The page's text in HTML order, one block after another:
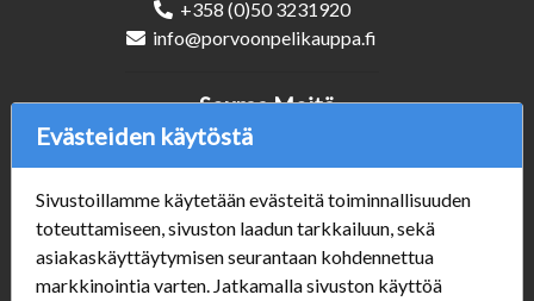
+358 (0)50 3231920
info@porvoonpelikauppa.fi
Verkkokauppa
#Yhteiskuntavastuu
#porvoonsithlord
Seuraa Meitä
Evästeiden käytöstä
Sivustoillamme käytetään evästeitä toiminnallisuuden
toteuttamiseen, sivuston laadun tarkkailuun, sekä
asiakaskäyttäytymisen seurantaan kohdennettua
markkinointia varten. Jatkamalla sivuston käyttöä